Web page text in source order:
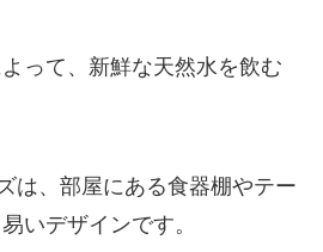
って、新鮮な天然水を飲む
は、部屋にある食器棚やテー
いデザインです。